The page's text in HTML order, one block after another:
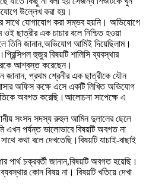
উল্লেখ করা হয়।
সাথে যোগাযোগ করা সম্ভব হয়নি। অভিযোগে
ওই ছাত্রীর এক চাচার বলে নিশ্চিত হওয়া
তিনি জানান,অভিযোগ আমিই দিয়েছিলাম।
হুজুর বিষয়টি শালিসি ব্যবস্থার
আশ্বস্ত করেছেন।
জানান, প্রথম শ্রেনীর এক ছাত্রীকে যৌন
অফিস কক্ষে এসে একটি লিখিত অভিযোগ
অবগত করেছি।আলোচনা সাপেক্ষে এ
সংসদ সদস্য রুহুল আমিন দুলালের ছেলে
এখন পর্যন্ত ভালোভাবে বিষয়টি অবগত না
কথা বলে দেখতেছি।বিষয়টি যাচাই-বাছাই
পার্থ চক্রবর্তী জানান,বিষয়টি অবগত হয়েছি।
কোন বিষয় না। বিষয়টি খতিয়ে দেখা